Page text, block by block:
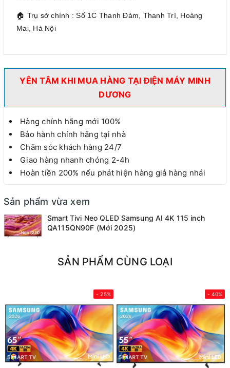
🏠 Trụ sở chính : Số 1C Thanh Đàm, Thanh Trì, Hoàng
Mai, Hà Nội
YÊN TÂM KHI MUA HÀNG TẠI ĐIỆN MÁY MINH
DƯƠNG
Hàng chính hãng mới 100%
Bảo hành chính hãng tại nhà
Chăm sóc khách hàng 24/7
Giao hàng nhanh chóng 2-4h
Hoàn tiền 200% nếu phát hiện hàng giả hàng nhái
Sản phẩm vừa xem
Smart Tivi Neo QLED Samsung AI 4K 115 inch
QA115QN90F (Mới 2025)
SẢN PHẨM CÙNG LOẠI
- 25% - 40%